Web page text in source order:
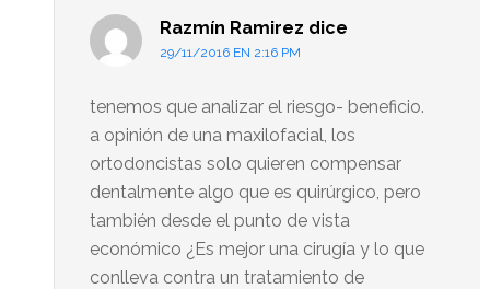
Razmín Ramirez dice
29/11/2016 EN 2:16 PM
tenemos que analizar el riesgo- beneficio.
a opinión de una maxilofacial, los
ortodoncistas solo quieren compensar
dentalmente algo que es quirúrgico, pero
también desde el punto de vista
económico ¿Es mejor una cirugía y lo que
conlleva contra un tratamiento de